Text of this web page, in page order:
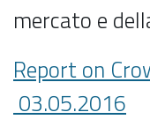
mercato e
Report on
03.05.2016